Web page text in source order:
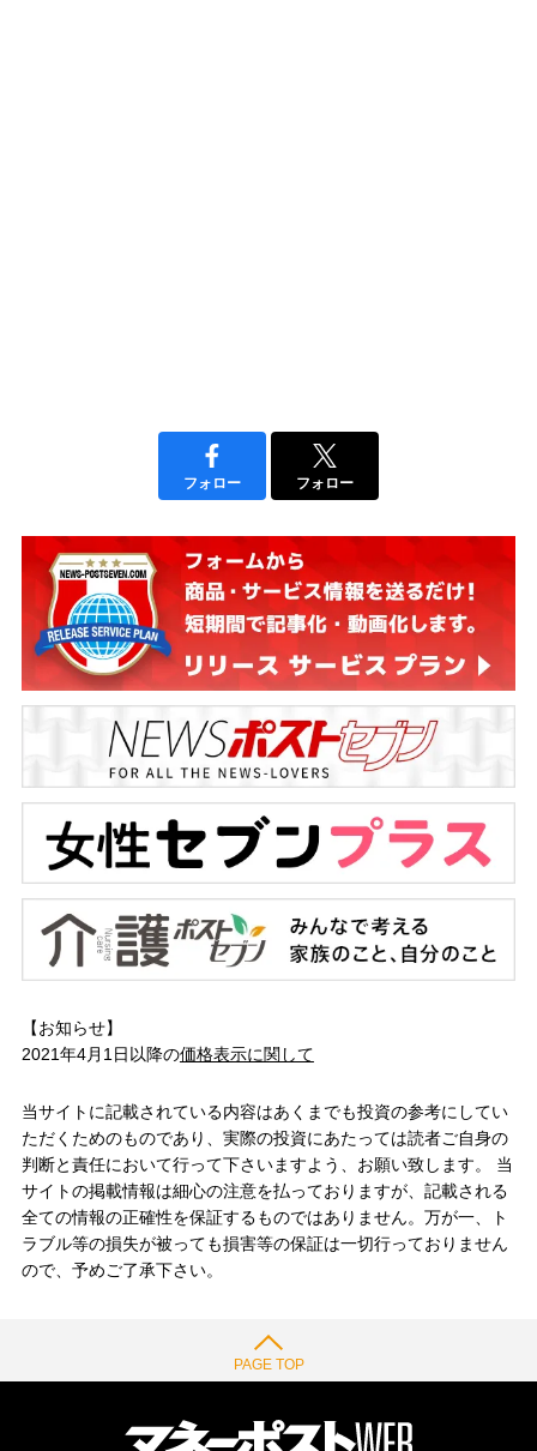
フォロー フォロー
【お知らせ】
2021年4月1日以降の価格表示に関して
当サイトに記載されている内容はあくまでも投資の参考にしてい
ただくためのものであり、実際の投資にあたっては読者ご自身の
判断と責任において行って下さいますよう、お願い致します。 当
サイトの掲載情報は細心の注意を払っておりますが、記載される
全ての情報の正確性を保証するものではありません。万が一、ト
ラブル等の損失が被っても損害等の保証は一切行っておりません
ので、予めご了承下さい。
PAGE TOP